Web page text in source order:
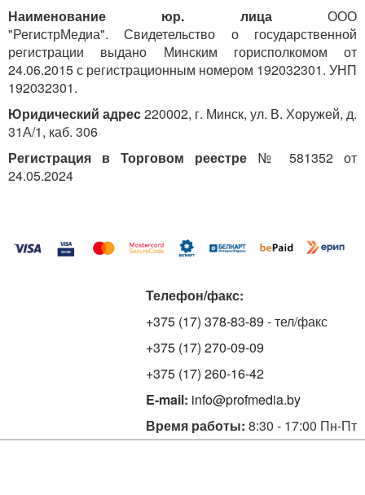
Наименование юр. лицаООО
"РегистрМедиа". Свидетельство о государственной
регистрации выдано Минским горисполкомом от
24.06.2015 с регистрационным номером 192032301. УНП
192032301.
Юридический адрес220002, г. Минск, ул. В. Хоружей, д.
31А/1, каб. 306
Регистрация в Торговом реестре № 581352 от
24.05.2024
Телефон/факс:
+375 (17) 378-83-89 - тел/факс
+375 (17) 270-09-09
+375 (17) 260-16-42
E-mail: info@profmedia.by
Время работы: 8:30 - 17:00 Пн-Пт